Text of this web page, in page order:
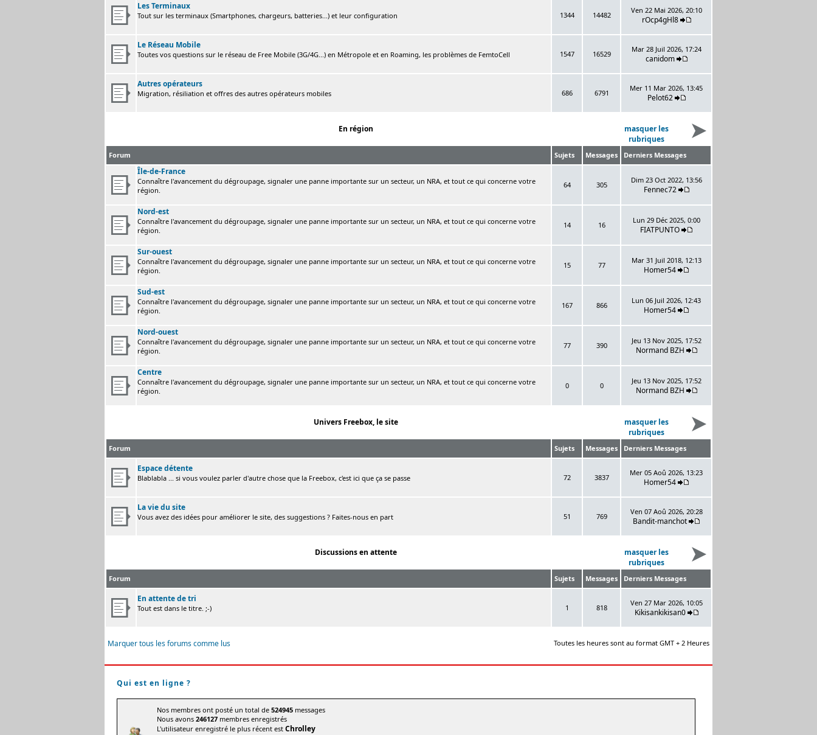
Les Terminaux
Tout sur les terminaux (Smartphones, chargeurs, batteries...) et leur configuration 1344 14482
Ven 22 Mai 2026, 20:10
rOcp4gHl8
Le Réseau Mobile
Toutes vos questions sur le réseau de Free Mobile (3G/4G...) en Métropole et en Roaming, les problèmes de FemtoCell 1547 16529
Mar 28 Juil 2026, 17:24
canidom
Autres opérateurs
Migration, résiliation et offres des autres opérateurs mobiles 686 6791
Mer 11 Mar 2026, 13:45
Pelot62
En région
masquer les
rubriques
Forum Sujets Messages Derniers Messages
Île-de-France
Connaître l'avancement du dégroupage, signaler une panne importante sur un secteur, un NRA, et tout ce qui concerne votre
région.
64 305
Dim 23 Oct 2022, 13:56
Fennec72
Nord-est
Connaître l'avancement du dégroupage, signaler une panne importante sur un secteur, un NRA, et tout ce qui concerne votre
région.
14 16
Lun 29 Déc 2025, 0:00
FIATPUNTO
Sur-ouest
Connaître l'avancement du dégroupage, signaler une panne importante sur un secteur, un NRA, et tout ce qui concerne votre
région.
15 77
Mar 31 Juil 2018, 12:13
Homer54
Sud-est
Connaître l'avancement du dégroupage, signaler une panne importante sur un secteur, un NRA, et tout ce qui concerne votre
région.
167 866
Lun 06 Juil 2026, 12:43
Homer54
Nord-ouest
Connaître l'avancement du dégroupage, signaler une panne importante sur un secteur, un NRA, et tout ce qui concerne votre
région.
77 390
Jeu 13 Nov 2025, 17:52
Normand BZH
Centre
Connaître l'avancement du dégroupage, signaler une panne importante sur un secteur, un NRA, et tout ce qui concerne votre
région.
0 0
Jeu 13 Nov 2025, 17:52
Normand BZH
Univers Freebox, le site
masquer les
rubriques
Forum Sujets Messages Derniers Messages
Espace détente
Blablabla ... si vous voulez parler d'autre chose que la Freebox, c'est ici que ça se passe 72 3837
Mer 05 Aoû 2026, 13:23
Homer54
La vie du site
Vous avez des idées pour améliorer le site, des suggestions ? Faites-nous en part 51 769
Ven 07 Aoû 2026, 20:28
Bandit-manchot
Discussions en attente
masquer les
rubriques
Forum Sujets Messages Derniers Messages
En attente de tri
Tout est dans le titre. ;-) 1 818
Ven 27 Mar 2026, 10:05
Kikisankikisan0
Marquer tous les forums comme lus Toutes les heures sont au format GMT + 2 Heures
Qui est en ligne ?
Nos membres ont posté un total de 524945 messages
Nous avons 246127 membres enregistrés
L'utilisateur enregistré le plus récent est Chrolley